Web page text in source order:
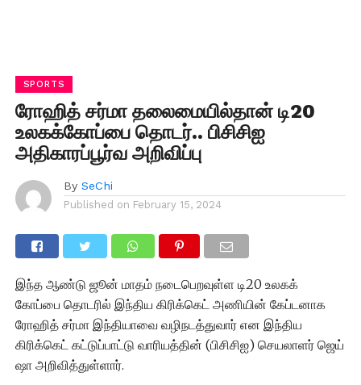
SPORTS
ரோஹித் சர்மா தலைமையில்தான் டி20
உலகக்கோப்பை தொடர்.. பிசிசிஐ
அதிகாரப்பூர்வ அறிவிப்பு
By SeChi
Published on February 15, 2024
இந்த ஆண்டு ஜூன் மாதம் நடைபெறவுள்ள டி20 உலகக்
கோப்பை தொடரில் இந்திய கிரிக்கெட் அணியின் கேப்டனாக
ரோஹித் சர்மா இந்தியாவை வழிநடத்துவார் என இந்திய
கிரிக்கெட் கட்டுப்பாட்டு வாரியத்தின் (பிசிசிஐ) செயலாளர் ஜெய்
ஷா அறிவித்துள்ளார்.